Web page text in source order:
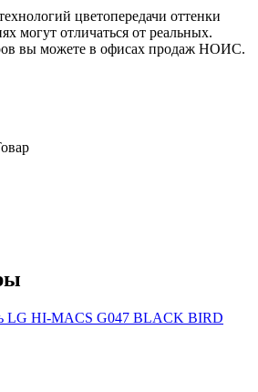
цветопередачи оттенки
могут отличаться от реальных.
вы можете в офисах продаж НОИС.
LG HI-MACS G047 BLACK BIRD